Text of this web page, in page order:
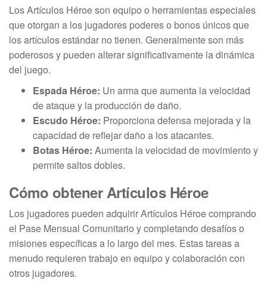
Los Artículos Héroe son equipo o herramientas especiales
que otorgan a los jugadores poderes o bonos únicos que
los artículos estándar no tienen. Generalmente son más
poderosos y pueden alterar significativamente la dinámica
del juego.
Espada Héroe: Un arma que aumenta la velocidad
de ataque y la producción de daño.
Escudo Héroe: Proporciona defensa mejorada y la
capacidad de reflejar daño a los atacantes.
Botas Héroe: Aumenta la velocidad de movimiento y
permite saltos dobles.
Cómo obtener Artículos Héroe
Los jugadores pueden adquirir Artículos Héroe comprando
el Pase Mensual Comunitario y completando desafíos o
misiones específicas a lo largo del mes. Estas tareas a
menudo requieren trabajo en equipo y colaboración con
otros jugadores.